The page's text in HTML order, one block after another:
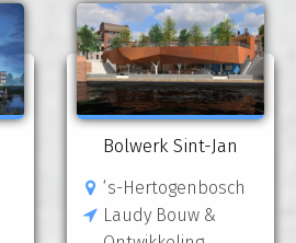
Bolwerk Sint-Jan
‘s-Hertogenbosch
Laudy Bouw &